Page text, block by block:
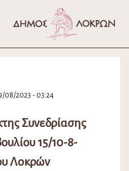
08/2023 - 03:24
Συνεδρίασης
15/10-8-
Λοκρών